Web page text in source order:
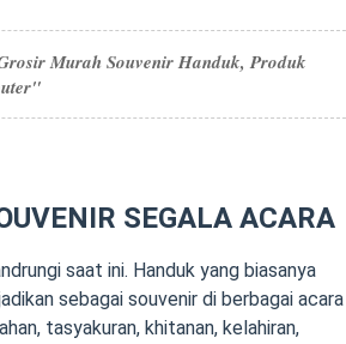
Murah Souvenir Handuk, Produk
"
SEGALA ACARA
saat ini. Handuk yang biasanya
sebagai souvenir di berbagai acara
tasyakuran, khitanan, kelahiran,